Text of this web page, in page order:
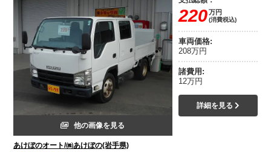
他の画像を見る
あけぼのオート/㈱あけぼの(岩手県)
220万円
(消費税込)
車両価格:
208万円
諸費用:
12万円
詳細を見る